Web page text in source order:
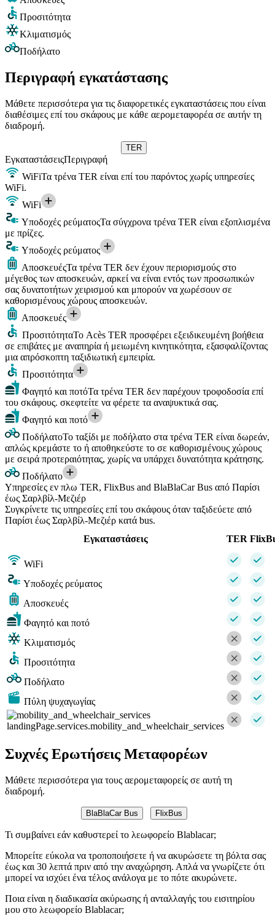
Προσιτότητα
Κλιματισμός
Ποδήλατο
Περιγραφή εγκατάστασης
Μάθετε περισσότερα για τις διαφορετικές εγκαταστάσεις που είναι
διαθέσιμες επί του σκάφους με κάθε αερομεταφορέα σε αυτήν τη
διαδρομή.
TER
ΕγκαταστάσειςΠεριγραφή
WiFiΤα τρένα TER είναι επί του παρόντος χωρίς υπηρεσίες
WiFi.
WiFi
Υποδοχές ρεύματοςΤα σύγχρονα τρένα TER είναι εξοπλισμένα
με πρίζες.
Υποδοχές ρεύματος
ΑποσκευέςΤα τρένα TER δεν έχουν περιορισμούς στο
μέγεθος των αποσκευών, αρκεί να είναι εντός των προσωπικών
σας δυνατοτήτων χειρισμού και μπορούν να χωρέσουν σε
καθορισμένους χώρους αποσκευών.
Αποσκευές
ΠροσιτότηταΤο Acès TER προσφέρει εξειδικευμένη βοήθεια
σε επιβάτες με αναπηρία ή μειωμένη κινητικότητα, εξασφαλίζοντας
μια απρόσκοπτη ταξιδιωτική εμπειρία.
Προσιτότητα
Φαγητό και ποτόΤα τρένα TER δεν παρέχουν τροφοδοσία επί
του σκάφους. σκεφτείτε να φέρετε τα αναψυκτικά σας.
Φαγητό και ποτό
ΠοδήλατοΤο ταξίδι με ποδήλατο στα τρένα TER είναι δωρεάν,
απλώς κρεμάστε το ή αποθηκεύστε το σε καθορισμένους χώρους
με σειρά προτεραιότητας, χωρίς να υπάρχει δυνατότητα κράτησης.
Ποδήλατο
Υπηρεσίες εν πλω TER, FlixBus and BlaBlaCar Bus από Παρίσι
έως Σαρλβίλ-Μεζιέρ
Συγκρίνετε τις υπηρεσίες επί του σκάφους όταν ταξιδεύετε από
Παρίσι έως Σαρλβίλ-Μεζιέρ κατά bus.
Εγκαταστάσεις
TER
WiFi
Υποδοχές ρεύματος
Αποσκευές
Φαγητό και ποτό
Κλιματισμός
Προσιτότητα
Ποδήλατο
Πύλη ψυχαγωγίας
landingPage.services.mobility_and_wheelchair_services
Συχνές Ερωτήσεις Μεταφορέων
Μάθετε περισσότερα για τους αερομεταφορείς σε αυτή τη
διαδρομή.
BlaBlaCar Bus FlixBus
Τι συμβαίνει εάν καθυστερεί το λεωφορείο Blablacar;
Μπορείτε εύκολα να τροποποιήσετε ή να ακυρώσετε τη βόλτα σας
έως και 30 λεπτά πριν από την αναχώρηση. Απλά να γνωρίζετε ότι
μπορεί να ισχύει ένα τέλος ανάλογα με το πότε ακυρώνετε.
Ποια είναι η διαδικασία ακύρωσης ή ανταλλαγής του εισιτηρίου
μου στο λεωφορείο Blablacar;